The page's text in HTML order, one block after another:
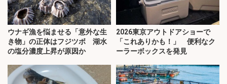
ウナギ漁を悩ませる「意外な生
き物」の正体はフジツボ 湖水
の塩分濃度上昇が原因か
2026東京アウトドアショーで
「これありかも！」 便利なク
ーラーボックスを発見